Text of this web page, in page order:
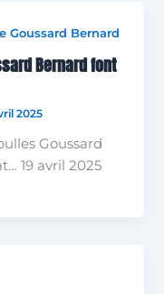
Goussard Bernard
Bernard font
2025
Goussard
19 avril 2025